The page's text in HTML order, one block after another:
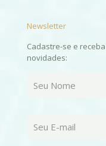
Newsletter
Cadastre-se e
novidades: